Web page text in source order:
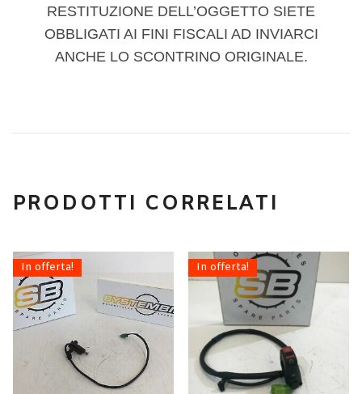
RESTITUZIONE DELL’OGGETTO SIETE
OBBLIGATI AI FINI FISCALI AD INVIARCI
ANCHE LO SCONTRINO ORIGINALE.
PRODOTTI CORRELATI
In offerta! In offerta!